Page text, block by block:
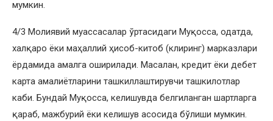
мумкин.
4/3 Молиявий муассасалар ўртасидаги Муқосса, одатда,
халқаро ёки маҳаллий ҳисоб-китоб (клиринг) марказлари
ёрдамида амалга оширилади. Масалан, кредит ёки дебет
карта амалиётларини ташкиллаштирувчи ташкилотлар
каби. Бундай Муқосса, келишувда белгиланган шартларга
қараб, мажбурий ёки келишув асосида бўлиши мумкин.